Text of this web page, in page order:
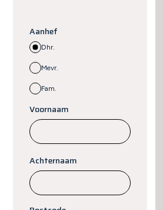
Aanhef
Dhr.
Mevr.
Fam.
Voornaam
Achternaam